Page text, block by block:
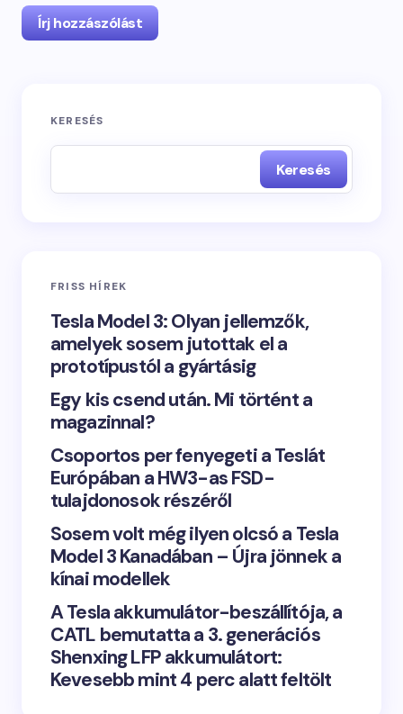
Írj hozzászólást
KERESÉS
Keresés
FRISS HÍREK
Tesla Model 3: Olyan jellemzők,
amelyek sosem jutottak el a
prototípustól a gyártásig
Egy kis csend után. Mi történt a
magazinnal?
Csoportos per fenyegeti a Teslát
Európában a HW3-as FSD-
tulajdonosok részéről
Sosem volt még ilyen olcsó a Tesla
Model 3 Kanadában – Újra jönnek a
kínai modellek
A Tesla akkumulátor-beszállítója, a
CATL bemutatta a 3. generációs
Shenxing LFP akkumulátort:
Kevesebb mint 4 perc alatt feltölt